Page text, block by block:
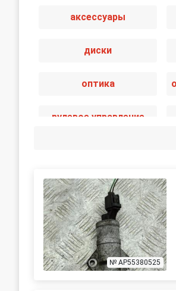
аксессуары
диски
оптика
рулевое управление
трансмиссия
№ AP55380525